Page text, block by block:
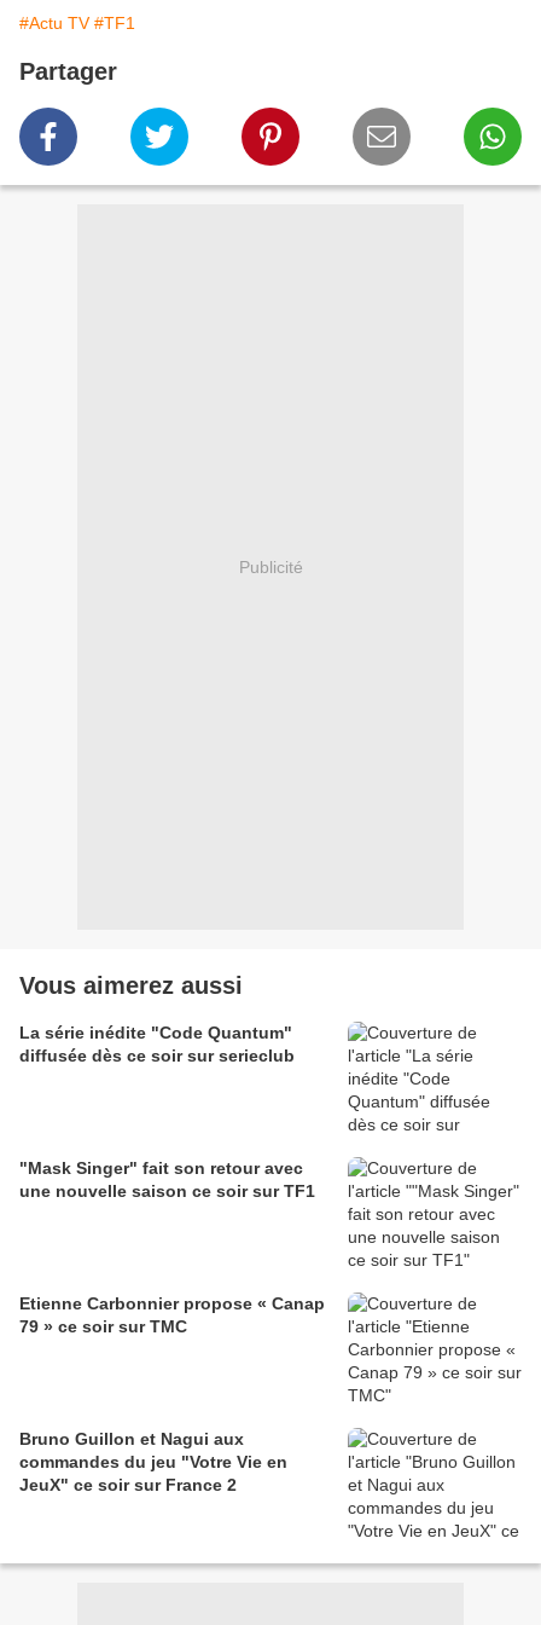
#Actu TV #TF1
Partager
Publicité
Vous aimerez aussi
La série inédite "Code Quantum"
diffusée dès ce soir sur serieclub
"Mask Singer" fait son retour avec
une nouvelle saison ce soir sur TF1
Etienne Carbonnier propose « Canap
79 » ce soir sur TMC
Bruno Guillon et Nagui aux
commandes du jeu "Votre Vie en
JeuX" ce soir sur France 2